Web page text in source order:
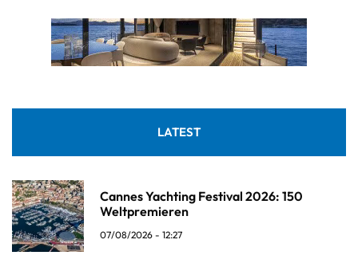
LATEST
Cannes Yachting Festival 2026: 150
Weltpremieren
07/08/2026 - 12:27